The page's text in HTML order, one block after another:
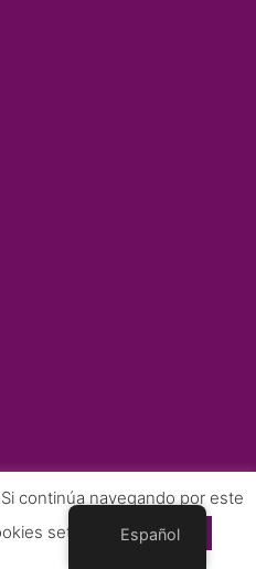
continúa navegando por este
settings Accept
Español